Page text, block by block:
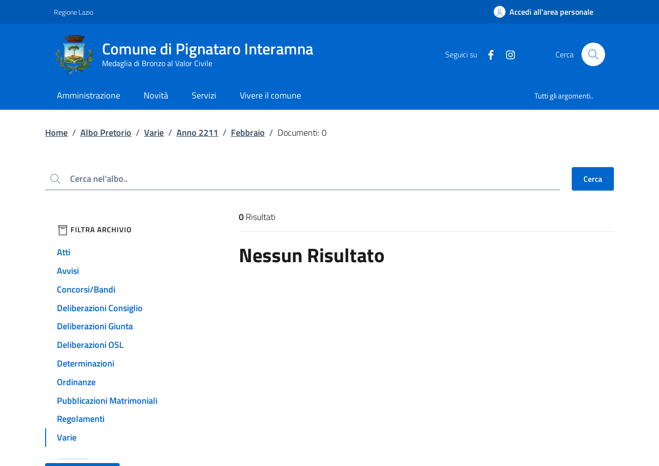
Regione Lazio Accedi all'area personale
Comune di Pignataro Interamna
Medaglia di Bronzo al Valor Civile
Seguici su Cerca
Amministrazione Novità Servizi Vivere il comune Tutti gli argomenti..
Home / Albo Pretorio / Varie / Anno 2211 / Febbraio / Documenti: 0
Cerca Cerca
filtri da applicare
FILTRA ARCHIVIO
Atti
Avvisi
Concorsi/Bandi
Deliberazioni Consiglio
Deliberazioni Giunta
Deliberazioni OSL
Determinazioni
Ordinanze
Pubblicazioni Matrimoniali
Regolamenti
Varie
Risultati di ricerca
0Risultati
Nessun Risultato